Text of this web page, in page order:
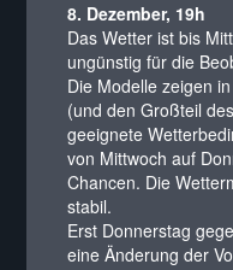
8. Dezember, 19h
Das Wetter ist bis
ungünstig für die
Die Modelle zeigen
(und den Großteil
geeignete
von Mittwoch auf
Chancen. Die
stabil.
Erst Donnerstag
eine Änderung der